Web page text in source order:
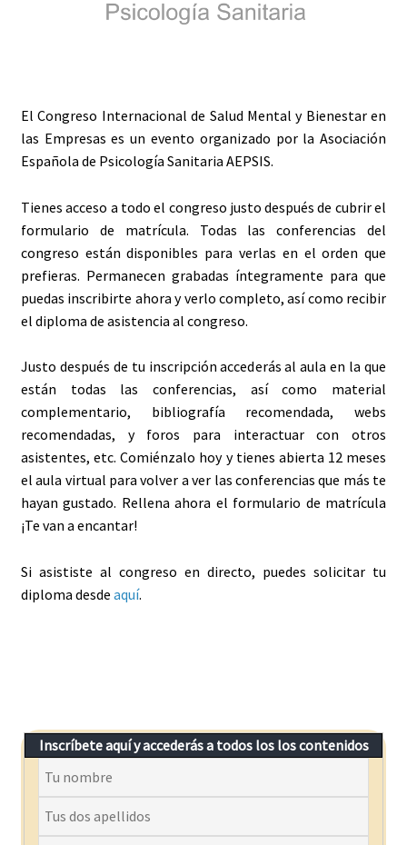
El Congreso Internacional de Salud Mental y Bienestar en
las Empresas es un evento organizado por la Asociación
Española de Psicología Sanitaria AEPSIS.
Tienes acceso a todo el congreso justo después de cubrir el
formulario de matrícula. Todas las conferencias del
congreso están disponibles para verlas en el orden que
prefieras. Permanecen grabadas íntegramente para que
puedas inscribirte ahora y verlo completo, así como recibir
el diploma de asistencia al congreso.
Justo después de tu inscripción accederás al aula en la que
están todas las conferencias, así como material
complementario, bibliografía recomendada, webs
recomendadas, y foros para interactuar con otros
asistentes, etc. Comiénzalo hoy y tienes abierta 12 meses
el aula virtual para volver a ver las conferencias que más te
hayan gustado. Rellena ahora el formulario de matrícula
¡Te van a encantar!
Si asististe al congreso en directo, puedes solicitar tu
diploma desde aquí.
Inscríbete aquí y accederás a todos los los contenidos